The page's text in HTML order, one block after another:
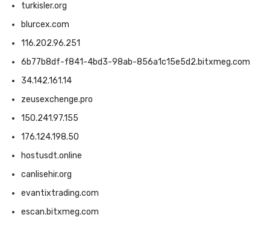
turkisler.org
blurcex.com
116.202.96.251
6b77b8df-f841-4bd3-98ab-856a1c15e5d2.bitxmeg.com
34.142.161.14
zeusexchenge.pro
150.241.97.155
176.124.198.50
hostusdt.online
canlisehir.org
evantixtrading.com
escan.bitxmeg.com